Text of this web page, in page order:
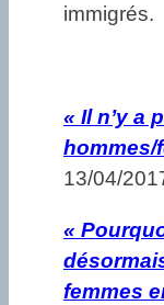
immigrés.
« Il n’y a
hommes/
13/04/
«
femmes